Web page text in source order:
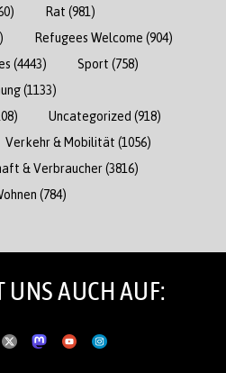
Rat (981)
Refugees Welcome (904)
(4443) Sport (758)
(1133)
Uncategorized (918)
Verkehr & Mobilität (1056)
& Verbraucher(3816)
(784)
UNS AUCH AUF: